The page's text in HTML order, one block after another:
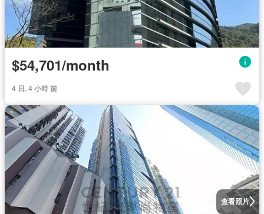
$54,701/month
4 日, 4 小時 前
查看照片